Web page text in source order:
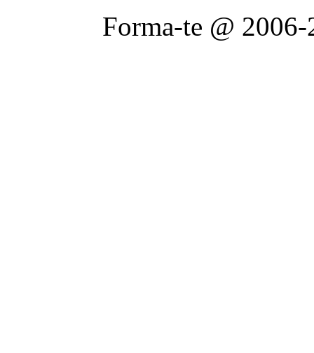
Forma-te @